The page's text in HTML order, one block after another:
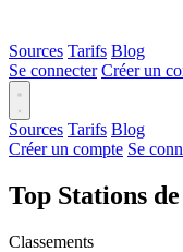
Sources Tarifs Blog
Se connecter Créer un
Sources Tarifs Blog
Créer un compte Se
Top Stations
Classements